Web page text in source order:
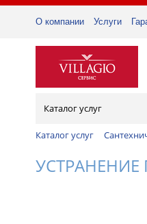
О компании Услуги
Каталог услуг
Каталог услуг
УСТРАНЕНИЕ